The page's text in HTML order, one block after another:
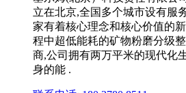
立在北京,全国多个城市设有服
家有着核心理念和核心价值的
程中超低能耗的矿物粉磨分级
商,公司拥有两万平米的现代化
身的能 .